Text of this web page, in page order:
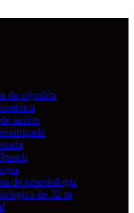
de algodón
nailon
de kinesiología
de 32 m